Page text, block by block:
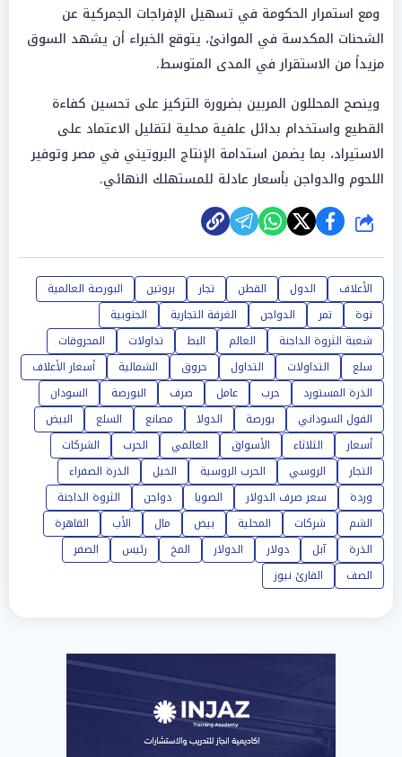
ومع استمرار الحكومة في تسهيل الإفراجات الجمركية عن
الشحنات المكدسة في الموانئ، يتوقع الخبراء أن يشهد السوق
مزيداً من الاستقرار في المدى المتوسط.
وينصح المحللون المربين بضرورة التركيز على تحسين كفاءة
القطيع واستخدام بدائل علفية محلية لتقليل الاعتماد على
الاستيراد، بما يضمن استدامة الإنتاج البروتيني في مصر وتوفير
اللحوم والدواجن بأسعار عادلة للمستهلك النهائي.
شارك
الأعلاف الدول القطن تجار بروتين
البورصة العالمية
نوة
تمر الدواجن الغرفة التجارية
الجنوبية
شعبة الثروة الداجنة
العالم البط تداولات
المحروقات
سلع
التداولات التداول حروق الشمالية
أسعار الأعلاف
الذرة المستورد
حرب عامل صرف البورصة
السودان
الفول السوداني
بورصة الدولا مصانع السلع
البيض
أسعار
الثلاثاء الأسواق العالمي الحرب
الشركات
التجار
الروسي الحرب الروسية الخيل
الذرة الصفراء
وردة
سعر صرف الدولار الصويا دواجن
الثروة الداجنة
الشم
شركات المحلية بيض مال الأب
القاهرة
الذرة
آبل دولار الدولار المخ رئيس
الصفر
الصف
القارئ نيوز